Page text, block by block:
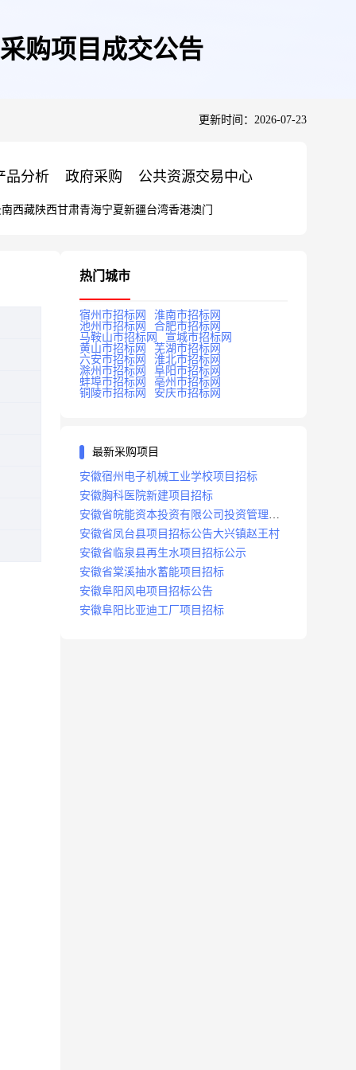
购项目成交公告
更新时间：2026-07-23
品分析 政府采购 公共资源交易中心
西藏陕西甘肃青海宁夏新疆台湾香港澳门
热门城市
宿州市招标网
淮南市招标网
池州市招标网
合肥市招标网
马鞍山市招标网
宣城市招标网
黄山市招标网
芜湖市招标网
六安市招标网
淮北市招标网
滁州市招标网
阜阳市招标网
蚌埠市招标网
亳州市招标网
铜陵市招标网
安庆市招标网
最新采购项目
安徽宿州电子机械工业学校项目招标
安徽胸科医院新建项目招标
安徽省皖能资本投资有限公司投资管理系
统建设项目招标
安徽省凤台县项目招标公告大兴镇赵王村
安徽省临泉县再生水项目招标公示
安徽省棠溪抽水蓄能项目招标
安徽阜阳风电项目招标公告
安徽阜阳比亚迪工厂项目招标